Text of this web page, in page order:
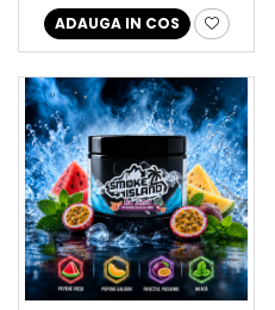
ADAUGA IN COS